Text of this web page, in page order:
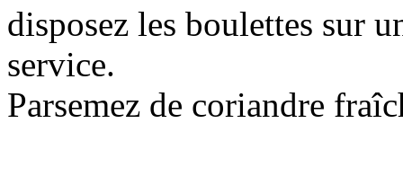
disposez les boulettes sur
service.
Parsemez de coriandre